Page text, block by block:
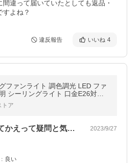
違って届いていたとしても返品・
すよね？
違反報告 いいね 4
ファンライト 調色調光 LED ファ
対応
角度調節 扇風機 おしゃれ 大風量
トア
他の方の評価を見てかえって疑問と気分の… 2023/9/27
： 良い